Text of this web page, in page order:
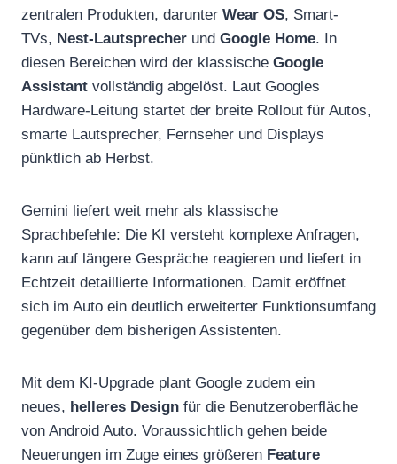
zentralen Produkten, darunter Wear OS, Smart-
TVs, Nest-Lautsprecher und Google Home. In
diesen Bereichen wird der klassische Google
Assistant vollständig abgelöst. Laut Googles
Hardware-Leitung startet der breite Rollout für Autos,
smarte Lautsprecher, Fernseher und Displays
pünktlich ab Herbst.
Gemini liefert weit mehr als klassische
Sprachbefehle: Die KI versteht komplexe Anfragen,
kann auf längere Gespräche reagieren und liefert in
Echtzeit detaillierte Informationen. Damit eröffnet
sich im Auto ein deutlich erweiterter Funktionsumfang
gegenüber dem bisherigen Assistenten.
Mit dem KI-Upgrade plant Google zudem ein
neues, helleres Design für die Benutzeroberfläche
von Android Auto. Voraussichtlich gehen beide
Neuerungen im Zuge eines größeren Feature